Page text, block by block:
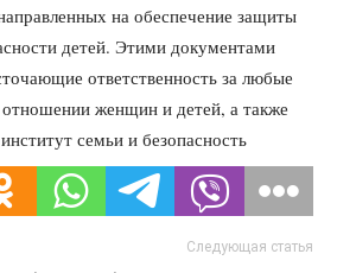
на обеспечение защиты
детей. Этими документами
ответственность за любые
отношении женщин и детей, а также
семьи и безопасность
Следующая статья